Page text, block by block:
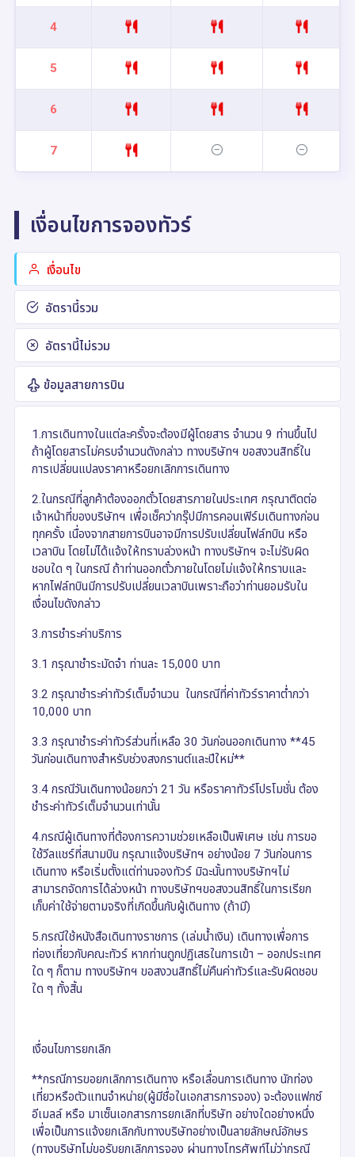
4
5
6
7
เงื่อนไขการจองทัวร์
เงื่อนไข
อัตรานี้รวม
อัตรานี้ไม่รวม
ข้อมูลสายการบิน
1.การเดินทางในแต่ละครั้งจะต้องมีผู้โดยสาร จำนวน 9 ท่านขึ้นไป
ถ้าผู้โดยสารไม่ครบจำนวนดังกล่าว ทางบริษัทฯ ขอสงวนสิทธิ์ใน
การเปลี่ยนแปลงราคาหรือยกเลิกการเดินทาง
2.ในกรณีที่ลูกค้าต้องออกตั๋วโดยสารภายในประเทศ กรุณาติดต่อ
เจ้าหน้าที่ของบริษัทฯ เพื่อเช็คว่ากรุ๊ปมีการคอนเฟิร์มเดินทางก่อน
ทุกครั้ง เนื่องจากสายการบินอาจมีการปรับเปลี่ยนไฟล์ทบิน หรือ
เวลาบิน โดยไม่ได้แจ้งให้ทราบล่วงหน้า ทางบริษัทฯ จะไม่รับผิด
ชอบใด ๆ ในกรณี ถ้าท่านออกตั๋วภายในโดยไม่แจ้งให้ทราบและ
หากไฟล์ทบินมีการปรับเปลี่ยนเวลาบินเพราะถือว่าท่านยอมรับใน
เงื่อนไขดังกล่าว
3.การชำระค่าบริการ
3.1 กรุณาชำระมัดจำ ท่านละ 15,000 บาท
3.2 กรุณาชำระค่าทัวร์เต็มจำนวน ในกรณีที่ค่าทัวร์ราคาต่ำกว่า
10,000 บาท
3.3 กรุณาชำระค่าทัวร์ส่วนที่เหลือ 30 วันก่อนออกเดินทาง **45
วันก่อนเดินทางสำหรับช่วงสงกรานต์และปีใหม่**
3.4 กรณีวันเดินทางน้อยกว่า 21 วัน หรือราคาทัวร์โปรโมชั่น ต้อง
ชำระค่าทัวร์เต็มจำนวนเท่านั้น
4.กรณีผู้เดินทางที่ต้องการความช่วยเหลือเป็นพิเศษ เช่น การขอ
ใช้วีลแชร์ที่สนามบิน กรุณาแจ้งบริษัทฯ อย่างน้อย 7 วันก่อนการ
เดินทาง หรือเริ่มตั้งแต่ท่านจองทัวร์ มิฉะนั้นทางบริษัทฯไม่
สามารถจัดการได้ล่วงหน้า ทางบริษัทฯขอสงวนสิทธิ์ในการเรียก
เก็บค่าใช้จ่ายตามจริงที่เกิดขึ้นกับผู้เดินทาง (ถ้ามี)
5.กรณีใช้หนังสือเดินทางราชการ (เล่มน้ำเงิน) เดินทางเพื่อการ
ท่องเที่ยวกับคณะทัวร์ หากท่านถูกปฏิเสธในการเข้า – ออกประเทศ
ใด ๆ ก็ตาม ทางบริษัทฯ ขอสงวนสิทธิ์ไม่คืนค่าทัวร์และรับผิดชอบ
ใด ๆ ทั้งสิ้น
เงื่อนไขการยกเลิก
**กรณีการขอยกเลิกการเดินทาง หรือเลื่อนการเดินทาง นักท่อง
เที่ยวหรือตัวแทนจำหน่าย(ผู้มีชื่อในเอกสารการจอง) จะต้องแฟกซ์
อีเมลล์ หรือ มาเซ็นเอกสารการยกเลิกที่บริษัท อย่างใดอย่างหนึ่ง
เพื่อเป็นการแจ้งยกเลิกกับทางบริษัทอย่างเป็นลายลักษณ์อักษร
(ทางบริษัทไม่ขอรับยกเลิกการจอง ผ่านทางโทรศัพท์ไม่ว่ากรณี